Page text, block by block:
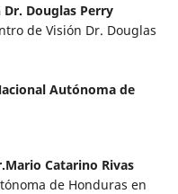
Douglas Perry
de Visión Dr. Douglas
Autónoma de
Catarino Rivas
de Honduras en